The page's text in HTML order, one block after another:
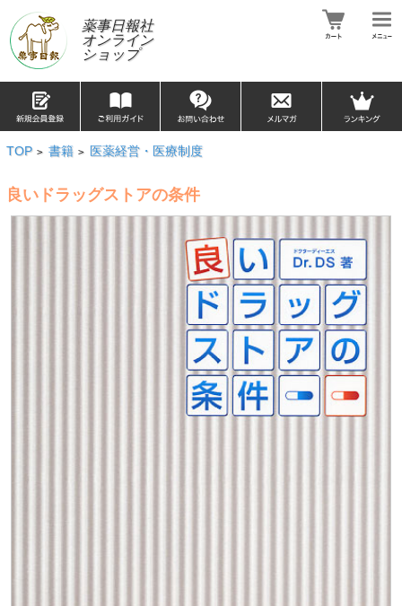
薬事日報社
オンライン
ショップ
TOP > 書籍 > 医薬経営・医療制度
良いドラッグストアの条件